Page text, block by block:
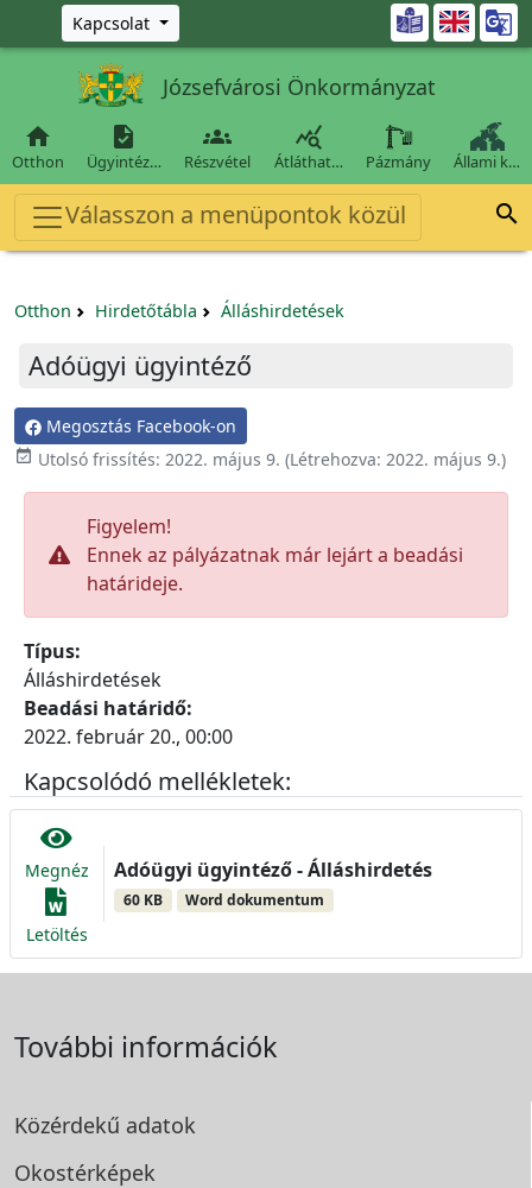
Ugrás a fő tartalomra
Kapcsolat 
Józsefvárosi Önkormányzat

Otthon

Ügyintéz…

Részvétel

Átláthat… Pázmány Állami k…
Válasszon a menüpontok közül 
Otthon Hirdetőtábla Álláshirdetések
Adóügyi ügyintéző
Megosztás Facebook-on
 Utolsó frissítés: 2022. május 9. (Létrehozva: 2022. május 9.)
Figyelem!
Ennek az pályázatnak már lejárt a beadási
határideje.
Típus:
Álláshirdetések
Beadási határidő:
2022. február 20., 00:00
Kapcsolódó mellékletek:
Megnéz
Letöltés
Adóügyi ügyintéző - Álláshirdetés
60 KB Word dokumentum
További információk
Közérdekű adatok
Okostérképek